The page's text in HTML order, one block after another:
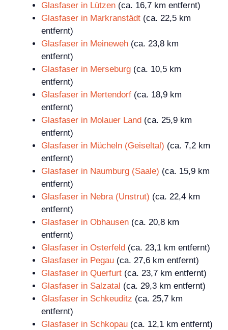
Glasfaser in Lützen (ca. 16,7 km entfernt)
Glasfaser in Markranstädt (ca. 22,5 km
entfernt)
Glasfaser in Meineweh (ca. 23,8 km
entfernt)
Glasfaser in Merseburg (ca. 10,5 km
entfernt)
Glasfaser in Mertendorf (ca. 18,9 km
entfernt)
Glasfaser in Molauer Land (ca. 25,9 km
entfernt)
Glasfaser in Mücheln (Geiseltal) (ca. 7,2 km
entfernt)
Glasfaser in Naumburg (Saale) (ca. 15,9 km
entfernt)
Glasfaser in Nebra (Unstrut) (ca. 22,4 km
entfernt)
Glasfaser in Obhausen (ca. 20,8 km
entfernt)
Glasfaser in Osterfeld (ca. 23,1 km entfernt)
Glasfaser in Pegau (ca. 27,6 km entfernt)
Glasfaser in Querfurt (ca. 23,7 km entfernt)
Glasfaser in Salzatal (ca. 29,3 km entfernt)
Glasfaser in Schkeuditz (ca. 25,7 km
entfernt)
Glasfaser in Schkopau (ca. 12,1 km entfernt)